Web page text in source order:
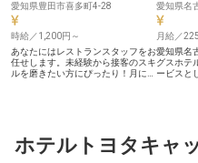
愛知県豊田市喜多町4-28
時給／1,200円～
あなたにはレストランスタッフをお
任せします。未経験から接客のスキ
ルを磨きたい方にぴったり！月に
勤にも便利な立地です。周辺にはテ
ーマパークや公園があるため、観光
愛知県名
月給／
愛知県名
グスホテ
ービスと
だきます
ス責任者
ホテルトヨタキャ